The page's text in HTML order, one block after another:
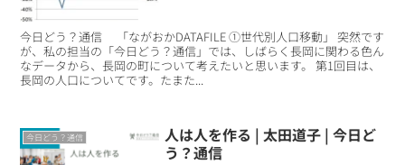
今日どう？通信 「ながおかDATAFILE ①世代別人口移動」 突然です
が、私の担当の「今日どう？通信」では、しばらく長岡に関わる色ん
なデータから、長岡の町について考えたいと思います。 第1回目は、
長岡の人口についてです。たまた...
今日どう？通信
人は人を作る | 太田道子 | 今日ど
う？通信